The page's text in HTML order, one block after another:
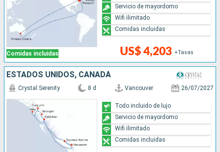
Comidas incluidas US$ 4,203 +Tasas
Servicio de mayordomo
Wifi ilimitado
Comidas incluidas
ESTADOS UNIDOS, CANADÁ
Crystal Serenity 8 d Vancouver 26/07/2027
Todo incluido de lujo
Servicio de mayordomo
Wifi ilimitado
Comidas incluidas